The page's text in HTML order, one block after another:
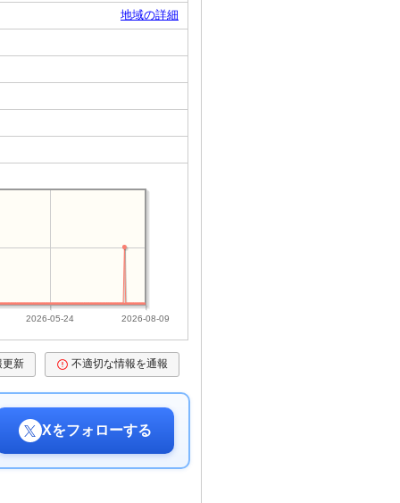
地域の詳細
2026-05-24 2026-08-09
更新 不適切な情報を通報
Xをフォローする